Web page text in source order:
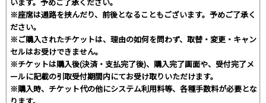
※座席は通路を挟んだり、前後となることもございます。予めご了承く
ださい。
※ご購入されたチケットは、理由の如何を問わず、取替・変更・キャン
セルはお受けできません。
※チケットは購入後(決済・支払完了後)、購入完了画面や、受付完了メ
ールに記載の引取受付期間内にてお受け取りいただけます。
※購入時、チケット代の他にシステム利用料等、各種手数料が必要とな